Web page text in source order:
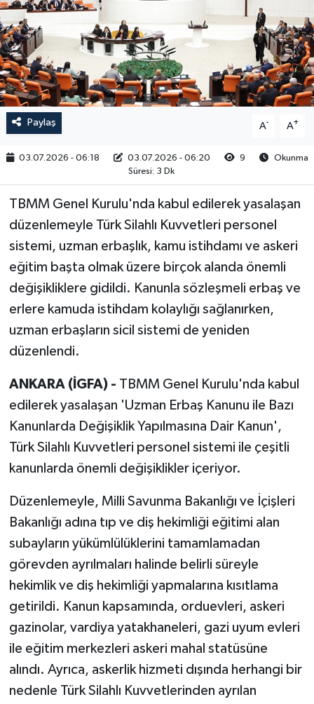
Paylaş A- A+
03.07.2026 - 06:18 03.07.2026 - 06:20 9
Okunma
Süresi: 3 Dk
TBMM Genel Kurulu'nda kabul edilerek yasalaşan
düzenlemeyle Türk Silahlı Kuvvetleri personel
sistemi, uzman erbaşlık, kamu istihdamı ve askeri
eğitim başta olmak üzere birçok alanda önemli
değişikliklere gidildi. Kanunla sözleşmeli erbaş ve
erlere kamuda istihdam kolaylığı sağlanırken,
uzman erbaşların sicil sistemi de yeniden
düzenlendi.
ANKARA (İGFA) - TBMM Genel Kurulu'nda kabul
edilerek yasalaşan 'Uzman Erbaş Kanunu ile Bazı
Kanunlarda Değişiklik Yapılmasına Dair Kanun',
Türk Silahlı Kuvvetleri personel sistemi ile çeşitli
kanunlarda önemli değişiklikler içeriyor.
Düzenlemeyle, Milli Savunma Bakanlığı ve İçişleri
Bakanlığı adına tıp ve diş hekimliği eğitimi alan
subayların yükümlülüklerini tamamlamadan
görevden ayrılmaları halinde belirli süreyle
hekimlik ve diş hekimliği yapmalarına kısıtlama
getirildi. Kanun kapsamında, orduevleri, askeri
gazinolar, vardiya yatakhaneleri, gazi uyum evleri
ile eğitim merkezleri askeri mahal statüsüne
alındı. Ayrıca, askerlik hizmeti dışında herhangi bir
nedenle Türk Silahlı Kuvvetlerinden ayrılan